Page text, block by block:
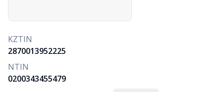
KZTIN
2870013952225
NTIN
0200343455479